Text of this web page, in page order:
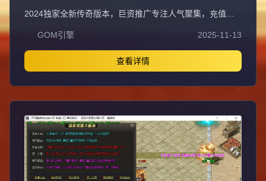
GOM引擎
2024独家全新传奇版本，巨资推广专注人气聚集，充值比
（10:30/13:30/16:30/19:30/22:30），新区火爆人气爆棚。
全装备怪物爆率无保留，物品来源完全透明，公平爆装系
统；重金定制GK反外挂系统，全面封禁外挂/加速/辅助，打
造绿色公平环境。每日五区连开人气霸屏，次日合区第三天
统一攻沙，激情PK体验。装备全靠野外爆出无商城售卖，
优惠不卖装备，公平无黑幕；防盗提示：不设二级密码保护
账号安全谨防诈骗。
GOM引擎 2025-11-13
查看详情